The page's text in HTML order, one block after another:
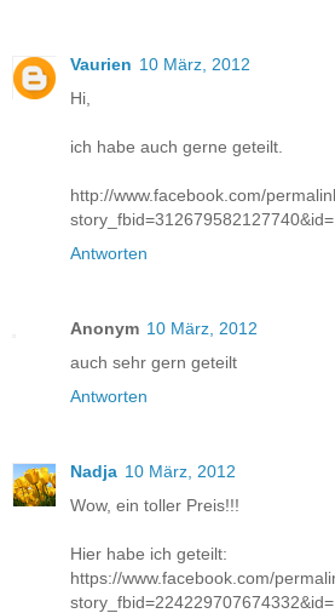
Vaurien 10 März, 2012
Hi,
ich habe auch gerne geteilt.
http://www.facebook.com/
Antworten
Anonym 10 März, 2012
auch sehr gern geteilt
Antworten
Nadja 10 März, 2012
Wow, ein toller Preis!!!
Hier habe ich geteilt:
https://www.facebook.com/